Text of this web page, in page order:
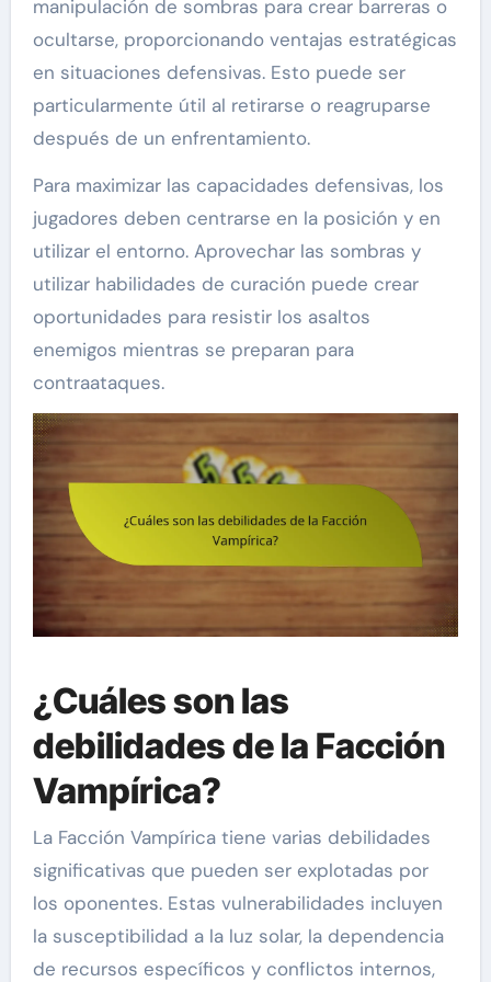
manipulación de sombras para crear barreras o
ocultarse, proporcionando ventajas estratégicas
en situaciones defensivas. Esto puede ser
particularmente útil al retirarse o reagruparse
después de un enfrentamiento.
Para maximizar las capacidades defensivas, los
jugadores deben centrarse en la posición y en
utilizar el entorno. Aprovechar las sombras y
utilizar habilidades de curación puede crear
oportunidades para resistir los asaltos
enemigos mientras se preparan para
contraataques.
¿Cuáles son las
debilidades de la Facción
Vampírica?
La Facción Vampírica tiene varias debilidades
significativas que pueden ser explotadas por
los oponentes. Estas vulnerabilidades incluyen
la susceptibilidad a la luz solar, la dependencia
de recursos específicos y conflictos internos,